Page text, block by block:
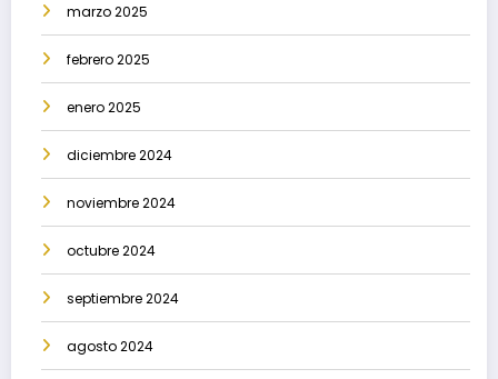
marzo 2025
febrero 2025
enero 2025
diciembre 2024
noviembre 2024
octubre 2024
septiembre 2024
agosto 2024